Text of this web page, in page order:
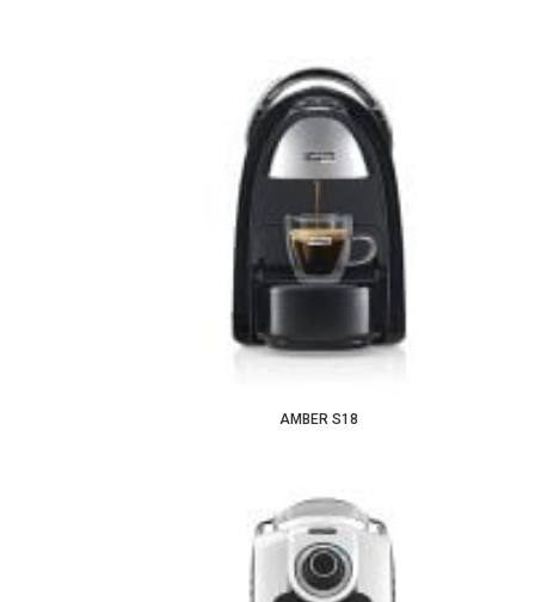
AMBER S18